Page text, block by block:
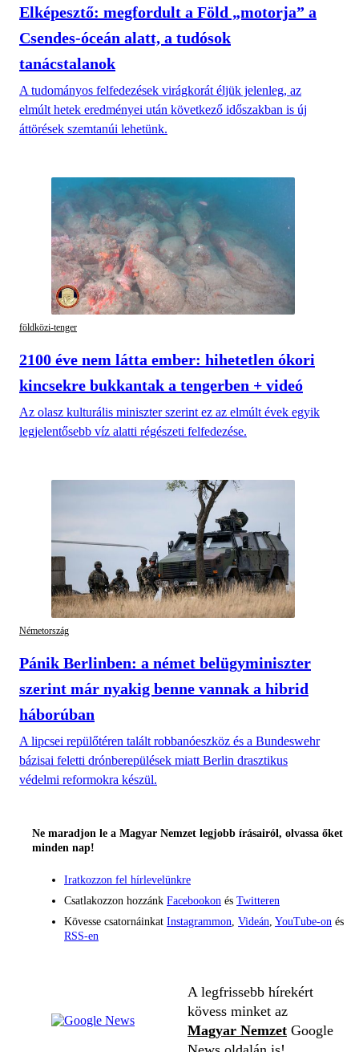
Elképesztő: megfordult a Föld „motorja” a
Csendes-óceán alatt, a tudósok
tanácstalanok
A tudományos felfedezések virágkorát éljük jelenleg, az
elmúlt hetek eredményei után következő időszakban is új
áttörések szemtanúi lehetünk.
földközi-tenger
2100 éve nem látta ember: hihetetlen ókori
kincsekre bukkantak a tengerben + videó
Az olasz kulturális miniszter szerint ez az elmúlt évek egyik
legjelentősebb víz alatti régészeti felfedezése.
Németország
Pánik Berlinben: a német belügyminiszter
szerint már nyakig benne vannak a hibrid
háborúban
A lipcsei repülőtéren talált robbanóeszköz és a Bundeswehr
bázisai feletti drónberepülések miatt Berlin drasztikus
védelmi reformokra készül.
Ne maradjon le a Magyar Nemzet legjobb írásairól, olvassa őket
minden nap!
Iratkozzon fel hírlevelünkre
Csatlakozzon hozzánk Facebookon és Twitteren
Kövesse csatornáinkat Instagrammon, Videán, YouTube-on és
RSS-en
A legfrissebb hírekért
kövess minket az
Magyar Nemzet Google